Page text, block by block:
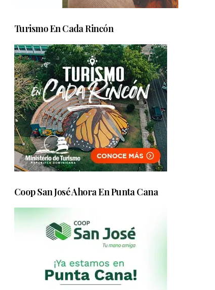
Turismo En Cada Rincón
Coop San José Ahora En Punta Cana